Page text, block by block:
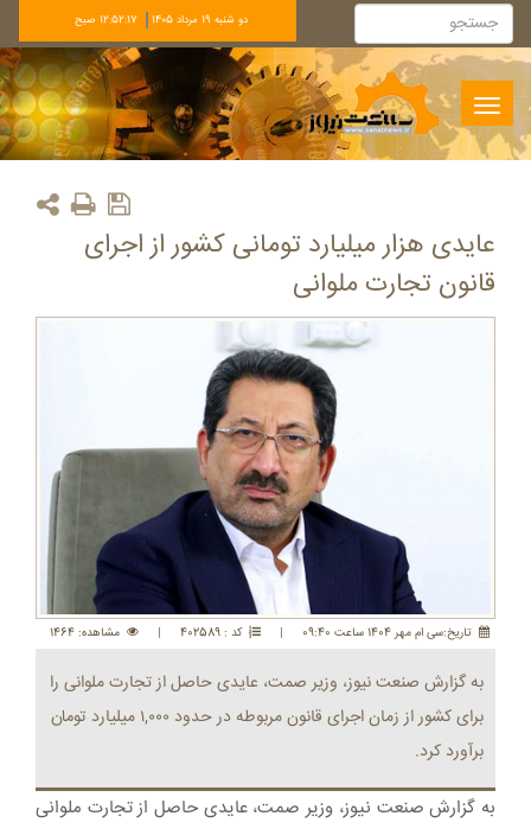
دو شنبه 19 مرداد 1405 12:52:17 صبح
Toggle
navigation
عایدی هزار میلیارد تومانی کشور از اجرای
قانون تجارت ملوانی
تاريخ:سی ام مهر 1404 ساعت 09:40 | کد : 402589 | مشاهده: 1464
به گزارش صنعت نیوز، وزیر صمت، عایدی حاصل از تجارت ملوانی را
برای کشور از زمان اجرای قانون مربوطه در حدود ۱,۰۰۰ میلیارد تومان
برآورد کرد.
به گزارش صنعت نیوز، وزیر صمت، عایدی حاصل از تجارت ملوانی